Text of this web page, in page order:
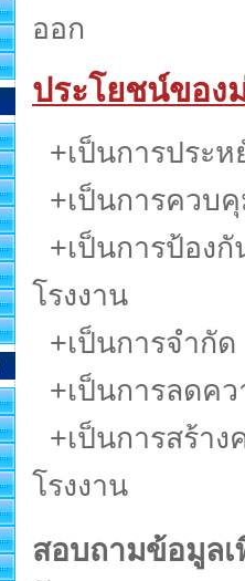
ออก
ประโยชน์ของ
+เป็นการประ
+เป็นการควบ
+เป็นการป้อง
โรงงาน
+เป็นการจำกั
+เป็นการลดค
+เป็นการสร้า
โรงงาน
สอบถามข้อมูลเ